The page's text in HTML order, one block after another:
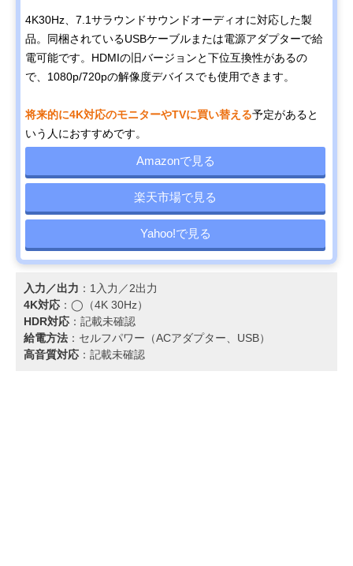
4K30Hz、7.1サラウンドサウンドオーディオに対応した製
品。同梱されているUSBケーブルまたは電源アダプターで給
電可能です。HDMIの旧バージョンと下位互換性があるの
で、1080p/720pの解像度デバイスでも使用できます。
将来的に4K対応のモニターやTVに買い替える予定があると
いう人におすすめです。
Amazonで見る
楽天市場で見る
Yahoo!で見る
入力／出力 ：1入力／2出力
4K対応 ：◯（4K 30Hz）
HDR対応 ：記載未確認
給電方法 ：セルフパワー（ACアダプター、USB）
高音質対応 ：記載未確認